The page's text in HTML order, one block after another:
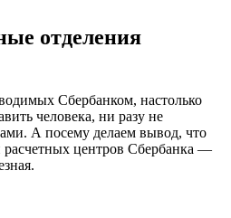
отделения
Сбербанком, настолько
человека, ни разу не
А посему делаем вывод, что
центров Сбербанка —